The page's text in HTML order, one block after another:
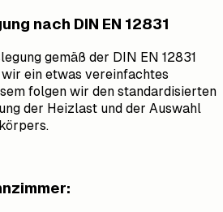
nach DIN EN 12831
gemäß der DIN EN 12831
ein etwas vereinfachtes
folgen wir den standardisierten
der Heizlast und der Auswahl